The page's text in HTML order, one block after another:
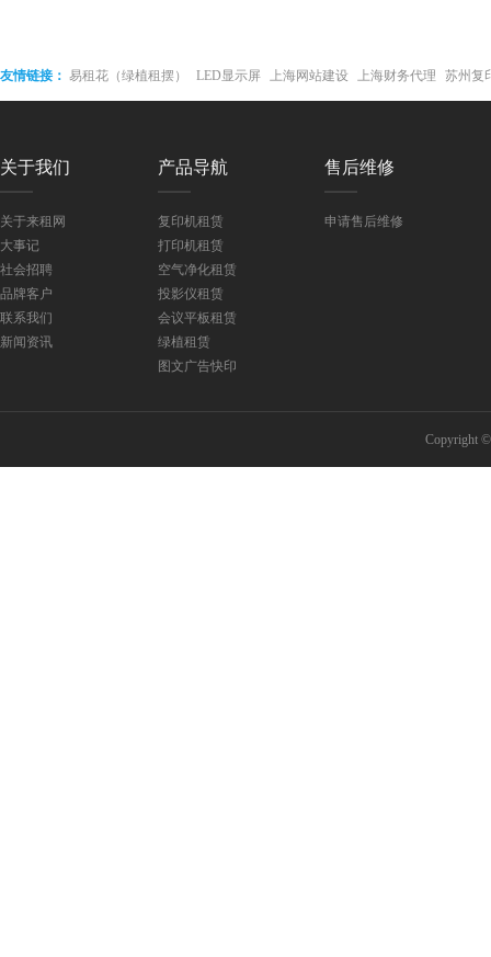
友情链接： 易租花（绿植租摆） LED显示屏 上海网站建设 上海财务代理
苏州复
接屏
关于我们
关于来租网
大事记
社会招聘
品牌客户
联系我们
新闻资讯
产品导航
复印机租赁
打印机租赁
空气净化租赁
投影仪租赁
会议平板租赁
绿植租赁
图文广告快印
售后维修
申请售后维修
Copyright